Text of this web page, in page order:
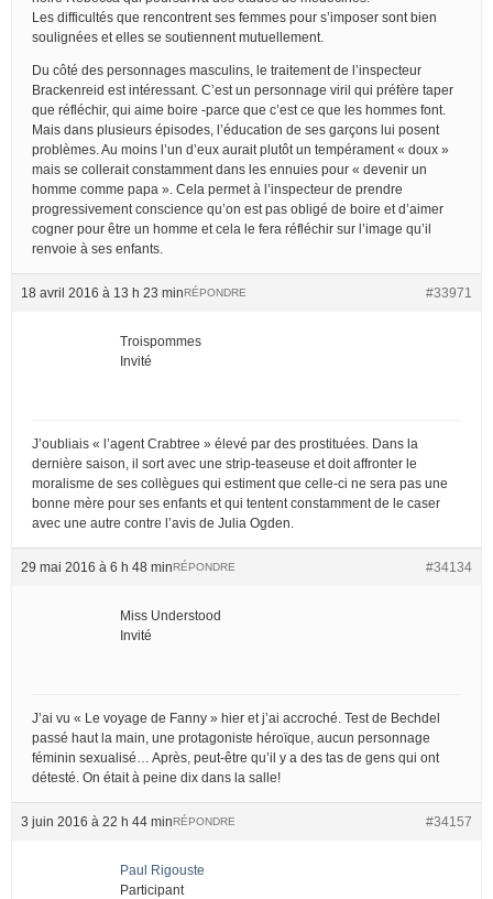
Les difficultés que rencontrent ses femmes pour s’imposer sont bien
soulignées et elles se soutiennent mutuellement.
Du côté des personnages masculins, le traitement de l’inspecteur
Brackenreid est intéressant. C’est un personnage viril qui préfère taper
que réfléchir, qui aime boire -parce que c’est ce que les hommes font.
Mais dans plusieurs épisodes, l’éducation de ses garçons lui posent
problèmes. Au moins l’un d’eux aurait plutôt un tempérament « doux »
mais se collerait constamment dans les ennuies pour « devenir un
homme comme papa ». Cela permet à l’inspecteur de prendre
progressivement conscience qu’on est pas obligé de boire et d’aimer
cogner pour être un homme et cela le fera réfléchir sur l’image qu’il
renvoie à ses enfants.
18 avril 2016 à 13 h 23 min #33971
RÉPONDRE
Troispommes
Invité
J’oubliais « l’agent Crabtree » élevé par des prostituées. Dans la
dernière saison, il sort avec une strip-teaseuse et doit affronter le
moralisme de ses collègues qui estiment que celle-ci ne sera pas une
bonne mère pour ses enfants et qui tentent constamment de le caser
avec une autre contre l’avis de Julia Ogden.
29 mai 2016 à 6 h 48 min #34134
RÉPONDRE
Miss Understood
Invité
J’ai vu « Le voyage de Fanny » hier et j’ai accroché. Test de Bechdel
passé haut la main, une protagoniste héroïque, aucun personnage
féminin sexualisé… Après, peut-être qu’il y a des tas de gens qui ont
détesté. On était à peine dix dans la salle!
3 juin 2016 à 22 h 44 min #34157
RÉPONDRE
Paul Rigouste
Participant